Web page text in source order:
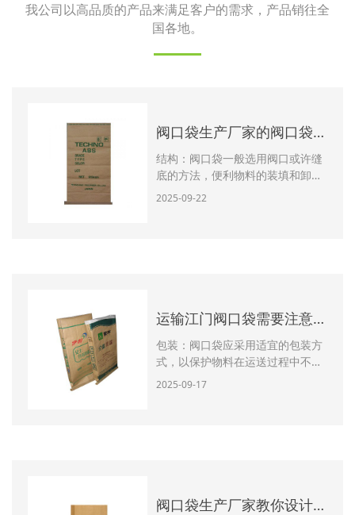
我公司以高品质的产品来满足客户的需求，产品销往全
国各地。
阀口袋生产厂家的阀口袋和其它包装袋有什么区别
结构：阀口袋一般选用阀口或许缝
底的方法，便利物料的装填和卸
载，一起确保物料的密封性。而其
2025-09-22
运输江门阀口袋需要注意什么问题
包装：阀口袋应采用适宜的包装方
式，以保护物料在运送过程中不受
损坏或污染。包装应考虑到物料的
2025-09-17
阀口袋生产厂家教你设计一个阀口袋需要注意什么问题